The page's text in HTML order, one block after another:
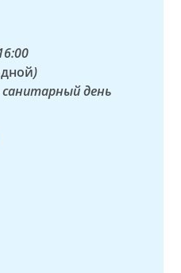
)
день